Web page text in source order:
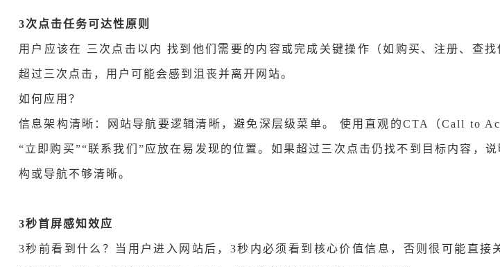
3次点击任务可达性原则
用户应该在 三次点击以内 找到他们需要的内容或完成关键操作（如购买、注册、查找
超过三次点击，用户可能会感到沮丧并离开网站。
如何应用？
信息架构清晰：网站导航要逻辑清晰，避免深层级菜单。 使用直观的CTA（Call to
“立即购买”“联系我们”应放在易发现的位置。如果超过三次点击仍找不到目标内容，说
构或导航不够清晰。
3秒首屏感知效应
3秒前看到什么？当 用户进入网站后，3秒内必须看到核心价值信息，否则很可能直接